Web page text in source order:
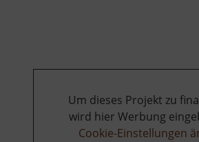
Um dieses Projekt zu
wird hier Werbung
Cookie-Einstellungen